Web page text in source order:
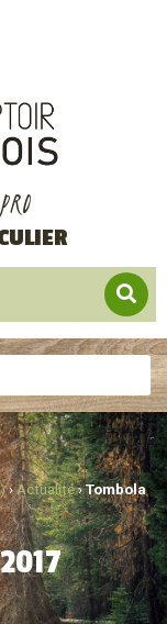
›Actualité›Tombola